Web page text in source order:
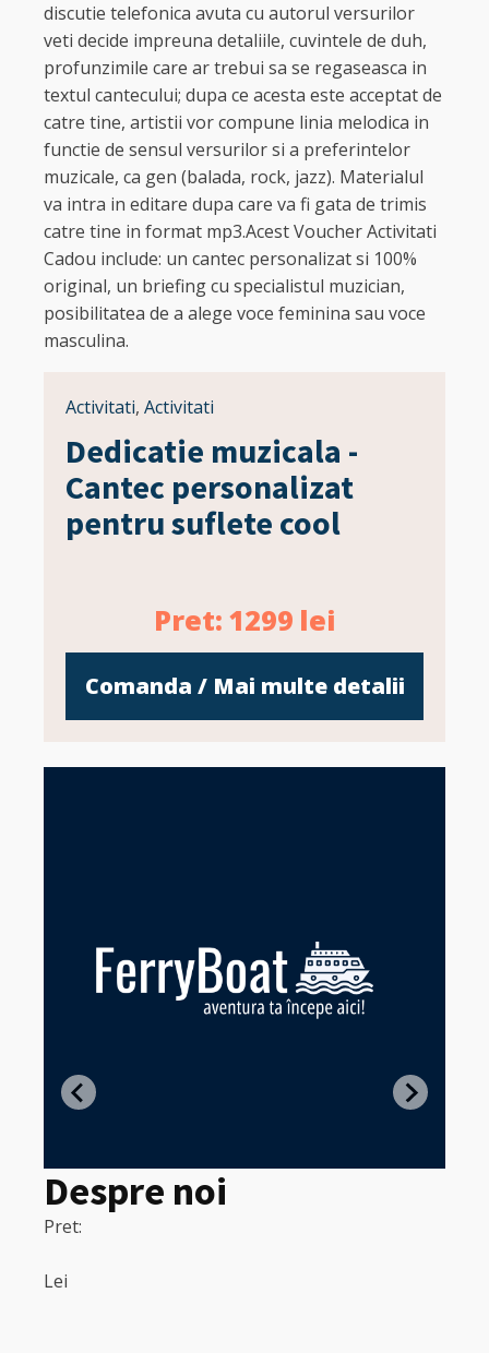
discutie telefonica avuta cu autorul versurilor
veti decide impreuna detaliile, cuvintele de duh,
profunzimile care ar trebui sa se regaseasca in
textul cantecului; dupa ce acesta este acceptat de
catre tine, artistii vor compune linia melodica in
functie de sensul versurilor si a preferintelor
muzicale, ca gen (balada, rock, jazz). Materialul
va intra in editare dupa care va fi gata de trimis
catre tine in format mp3.Acest Voucher Activitati
Cadou include: un cantec personalizat si 100%
original, un briefing cu specialistul muzician,
posibilitatea de a alege voce feminina sau voce
masculina.
Activitati, Activitati
Dedicatie muzicala -
Cantec personalizat
pentru suflete cool
Pret: 1299 lei
Comanda / Mai multe detalii
Despre noi
Pret:
Lei